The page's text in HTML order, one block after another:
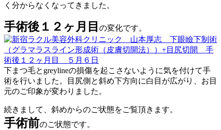
く分からなくなってきました。
手術後１２ヶ月目 の変化です。
下まつ毛とgreylineの損傷を起こさないように気を付けて手
術を行いました。目尻側と斜め下方向に白目が広がり、お目
元のご印象が変わりました。
続きまして、斜めからのご状態をご覧頂きます。
手術前のご状態です。